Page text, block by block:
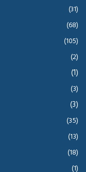
(31)
(68)
(105)
(2)
(1)
(3)
(3)
(35)
(13)
(18)
(1)